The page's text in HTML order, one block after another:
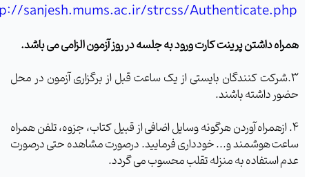
http://sanjesh.mums.ac.ir/strcss/
داشتن پرینت کارت ورود به جلسه در روز آزمون الزامی می باشد.
شرکت کنندگان بایستی از یک ساعت قبل از برگزاری آزمون در محل
داشته باشند.
ازهمراه آوردن هرگونه وسایل اضافی از قبیل کتاب، جزوه، تلفن همراه
هوشمند و... خودداری فرمایید. درصورت مشاهده حتی درصورت
استفاده به منزله تقلب محسوب می گردد.